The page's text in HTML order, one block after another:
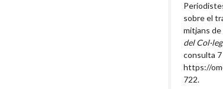
sobre el
mitjans de
del
consulta
https://
722.